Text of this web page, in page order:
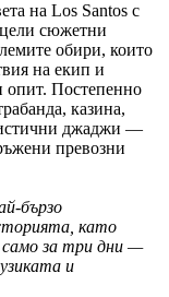
на Los Santos с
сюжетни
обири, които
на екип и
опит. Постепенно
казина,
джаджи —
превозни
бързо
като
само за три дни —
и